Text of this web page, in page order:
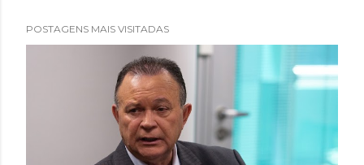
POSTAGENS MAIS VISITADAS